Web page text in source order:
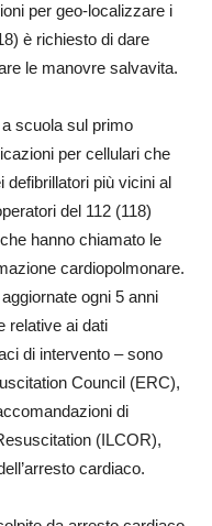
per geo-localizzare i
è richiesto di dare
le manovre salvavita.
scuola sul primo
per cellulari che
defibrillatori più vicini al
del 112 (118)
hanno chiamato le
cardiopolmonare.
ogni 5 anni
relative ai dati
di intervento – sono
Council (ERC),
di
(ILCOR),
cardiaco.